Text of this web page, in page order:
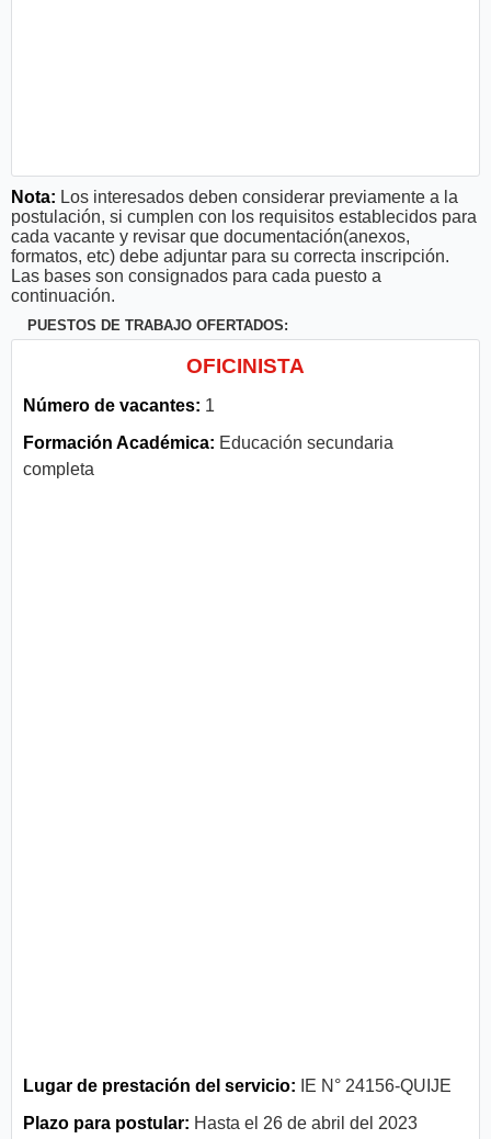
Nota: Los interesados deben considerar previamente a la
postulación, si cumplen con los requisitos establecidos para
cada vacante y revisar que documentación(anexos,
formatos, etc) debe adjuntar para su correcta inscripción.
Las bases son consignados para cada puesto a
continuación.
PUESTOS DE TRABAJO OFERTADOS:
OFICINISTA
Número de vacantes: 1
Formación Académica: Educación secundaria
completa
Lugar de prestación del servicio: IE N° 24156-QUIJE
Plazo para postular: Hasta el 26 de abril del 2023